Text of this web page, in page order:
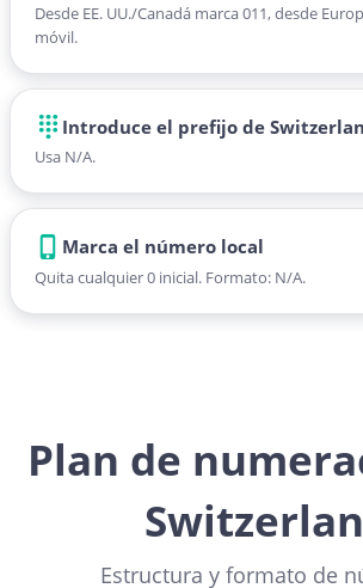
Desde EE. UU./Canadá marca 011, desde
móvil.
Introduce el prefijo de
Usa N/A.
Marca el número local
Quita cualquier 0 inicial. Formato: N/A.
Plan de
Estructura y formato de